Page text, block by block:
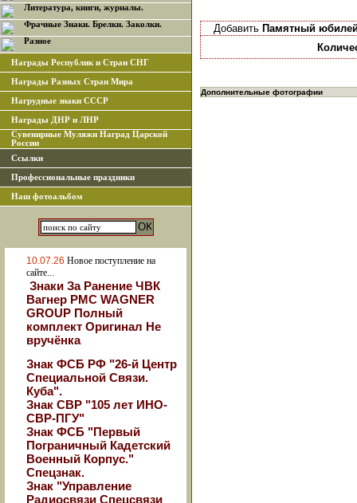
Литература, книги, журналы.
Фрачные Знаки. Брелки. Заколки.
Разное
Награды Республик и Стран СНГ
Награды Разных Стран Мира
Нагрудные знаки СССР
Награды ДНР и ЛНР
Сувенирные Муляжи Наград Царской
России
Ссылки
Профессиональные праздники
Наш фотоальбом
10.07.26 Новое поступление на
сайте...
Знаки За Ранение ЧВК
Вагнер РМС WAGNER
GROUP Полный
комплект Оригинал Не
вручёнка
Знак ФСБ РФ "26-й Центр
Специальной Связи.
Куба".
Знак СВР "105 лет ИНО-
СВР-ПГУ"
Знак ФСБ "Первый
Пограничный Кадетский
Военный Корпус."
Спецзнак.
Знак "Управление
Радиосвязи Спецсвязи
Добавить Памятный
Дополнительные фотографии